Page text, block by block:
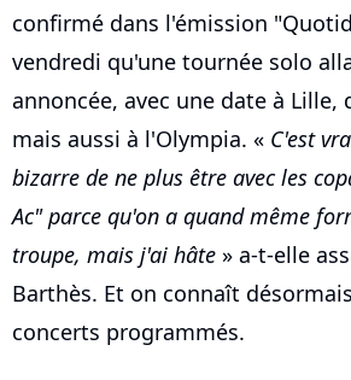
confirmé dans l'émission
vendredi qu'une tournée solo
annoncée, avec une date à Lille,
mais aussi à l'Olympia. « C'est
bizarre de ne plus être avec les
Ac" parce qu'on a quand même
troupe, mais j'ai hâte » a-t-elle
Barthès. Et on connaît
concerts programmés.